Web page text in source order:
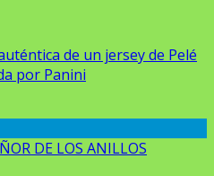
de un jersey de Pelé
por Panini